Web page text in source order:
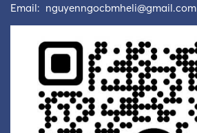
Email: nguyenngocbmheli@gmail.com